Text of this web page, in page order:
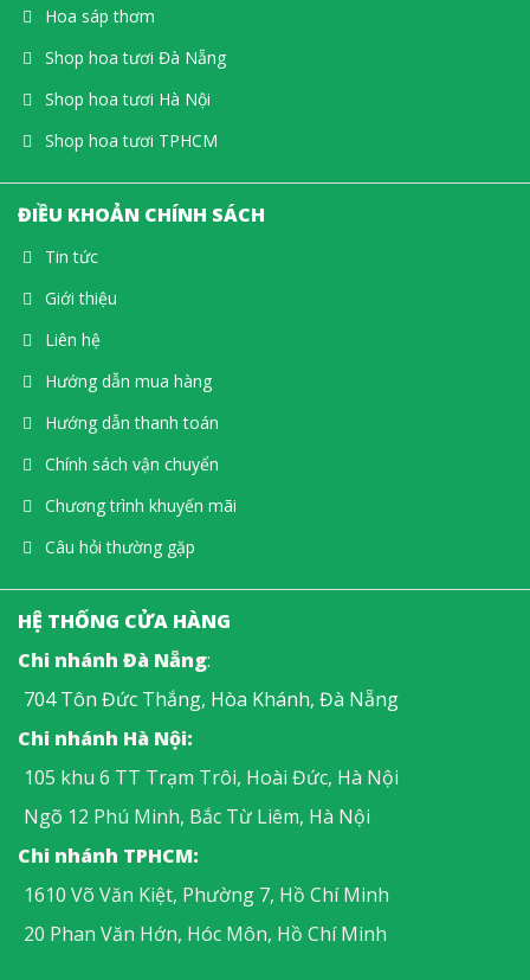
Hoa sáp thơm
Shop hoa tươi Đà Nẵng
Shop hoa tươi Hà Nội
Shop hoa tươi TPHCM
ĐIỀU KHOẢN CHÍNH SÁCH
Tin tức
Giới thiệu
Liên hệ
Hướng dẫn mua hàng
Hướng dẫn thanh toán
Chính sách vận chuyển
Chương trình khuyến mãi
Câu hỏi thường gặp
HỆ THỐNG CỬA HÀNG
Chi nhánh Đà Nẵng:
704 Tôn Đức Thắng, Hòa Khánh, Đà Nẵng
Chi nhánh Hà Nội:
105 khu 6 TT Trạm Trôi, Hoài Đức, Hà Nội
Ngõ 12 Phú Minh, Bắc Từ Liêm, Hà Nội
Chi nhánh TPHCM:
1610 Võ Văn Kiệt, Phường 7, Hồ Chí Minh
20 Phan Văn Hớn, Hóc Môn, Hồ Chí Minh